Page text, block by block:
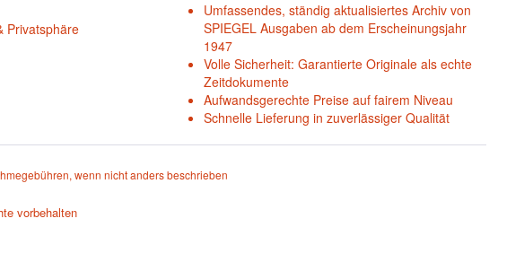
Privatsphäre
Umfassendes, ständig aktualisiertes Archiv von
SPIEGEL Ausgaben ab dem Erscheinungsjahr
1947
Volle Sicherheit: Garantierte Originale als echte
Zeitdokumente
Aufwandsgerechte Preise auf fairem Niveau
Schnelle Lieferung in zuverlässiger Qualität
wenn nicht anders beschrieben
vorbehalten